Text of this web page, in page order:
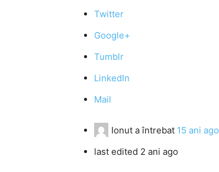
Twitter
Google+
Tumblr
LinkedIn
Mail
Ionut a întrebat 15 ani ago
last edited 2 ani ago